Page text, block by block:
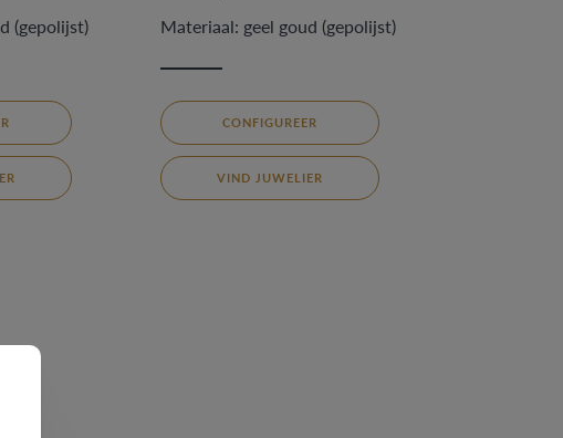
(gepolijst)
Materiaal: geel goud (gepolijst)
CONFIGUREER
VIND JUWELIER